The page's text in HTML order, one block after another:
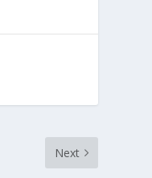
Next